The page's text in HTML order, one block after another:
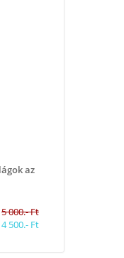
az
5 000.- Ft
4 500.- Ft